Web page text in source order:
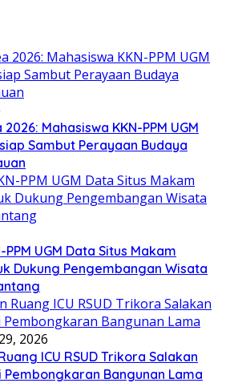
Mahasiswa KKN-PPM UGM
Sambut Perayaan Budaya
PPM UGM Data Situs Makam
Dukung Pengembangan Wisata
2026
ICU RSUD Trikora Salakan
Pembongkaran Bangunan Lama